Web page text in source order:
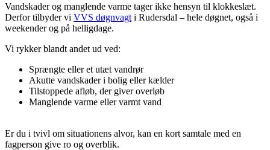
Vandskader og manglende varme tager ikke hensyn til klokkeslæt.
Derfor tilbyder vi VVS døgnvagt i Rudersdal – hele døgnet, også i
weekender og på helligdage.
Vi rykker blandt andet ud ved:
Sprængte eller et utæt vandrør
Akutte vandskader i bolig eller kælder
Tilstoppede afløb, der giver overløb
Manglende varme eller varmt vand
Er du i tvivl om situationens alvor, kan en kort samtale med en
fagperson give ro og overblik.